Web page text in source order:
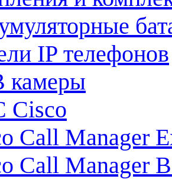
IP телефонов
камеры
Cisco
Call Manager
Call Manager